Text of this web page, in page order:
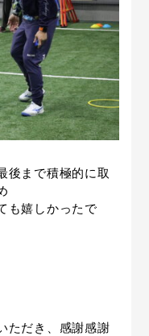
後まで積極的に取
も嬉しかったで
ただき、感謝感謝